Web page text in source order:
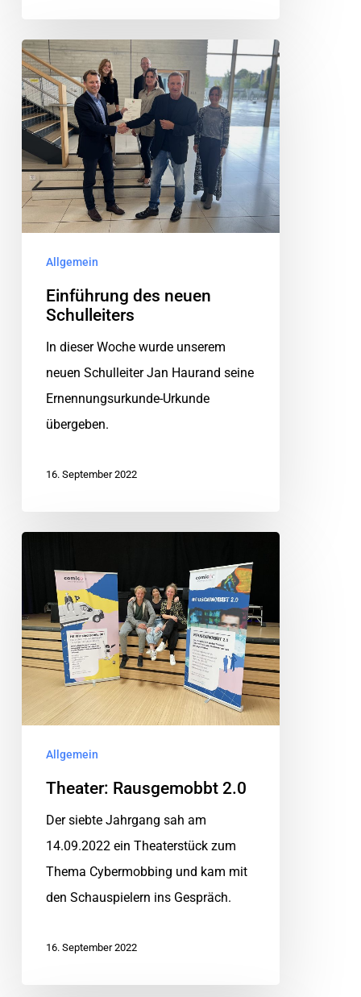
Allgemein
Einführung des neuen
Schulleiters
In dieser Woche wurde unserem
neuen Schulleiter Jan Haurand seine
Ernennungsurkunde-Urkunde
übergeben.
16. September 2022
Allgemein
Theater: Rausgemobbt 2.0
Der siebte Jahrgang sah am
14.09.2022 ein Theaterstück zum
Thema Cybermobbing und kam mit
den Schauspielern ins Gespräch.
16. September 2022